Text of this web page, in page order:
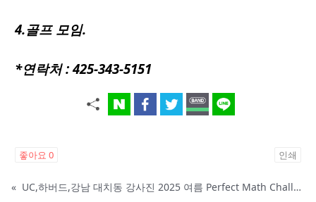
4.골프 모임.
*연락처 : 425-343-5151
좋아요 0 인쇄
«
UC,하버드,강남 대치동 강사진 2025 여름 Perfect Math Challenge!